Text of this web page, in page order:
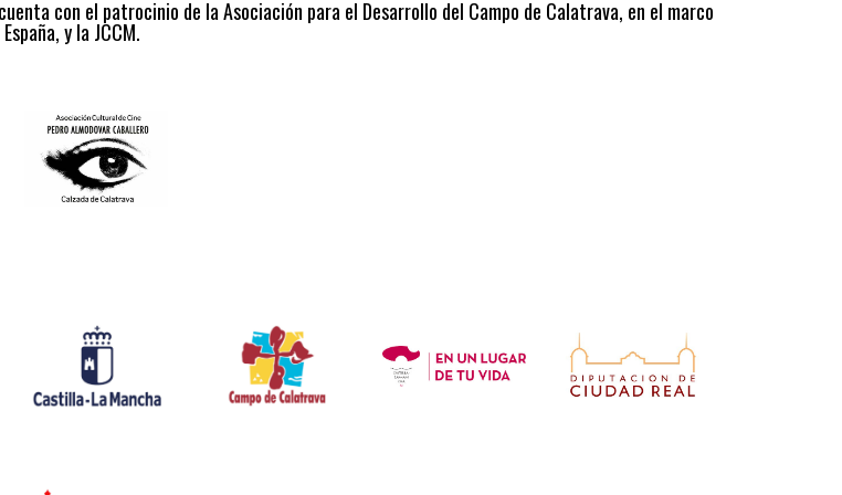
con el patrocinio de la Asociación para el Desarrollo del Campo de Calatrava, en el marco
y la JCCM.